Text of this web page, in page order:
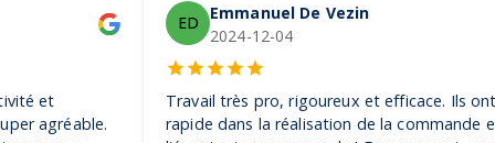
Emmanuel De Vezin
2024-12-04
Travail très pro, rigoureux et efficace. Ils ont été très
rapide dans la réalisation de la commande et très à